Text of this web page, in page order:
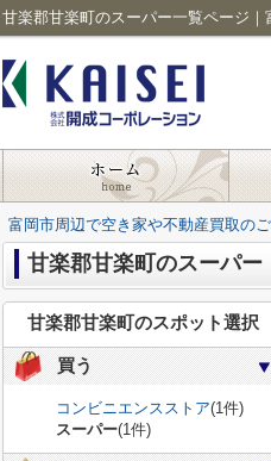
富岡市周辺で空き家や不動産買取の
甘楽郡甘楽町のスーパー
甘楽郡甘楽町のスポット選択
買う
コンビニエンスストア(1件)
スーパー(1件)